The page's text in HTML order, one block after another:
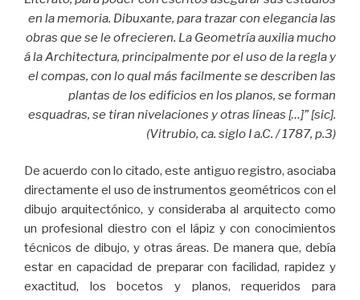
en la memoria. Dibuxante, para trazar con elegancia las
obras que se le ofrecieren. La Geometría auxilia mucho
á la Architectura, principalmente por el uso de la regla y
el compas, con lo qual más facilmente se describen las
plantas de los edificios en los planos, se forman
esquadras, se tiran nivelaciones y otras líneas […]” [sic].
(Vitrubio, ca. siglo I a.C. / 1787, p.3)
De acuerdo con lo citado, este antiguo registro, asociaba
directamente el uso de instrumentos geométricos con el
dibujo arquitectónico, y consideraba al arquitecto como
un profesional diestro con el lápiz y con conocimientos
técnicos de dibujo, y otras áreas. De manera que, debía
estar en capacidad de preparar con facilidad, rapidez y
exactitud, los bocetos y planos, requeridos para